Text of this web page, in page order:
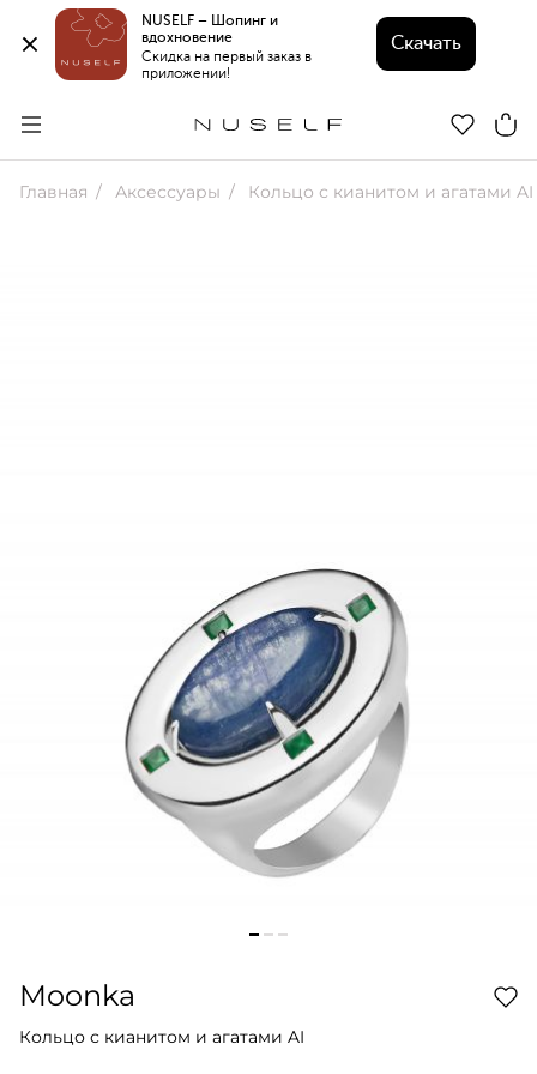
NUSELF – Шопинг и
вдохновение
Скидка на первый заказ в
приложении!
Скачать
Главная Аксессуары Кольцо с кианитом и агатами AI
Moonka
Кольцо с кианитом и агатами AI